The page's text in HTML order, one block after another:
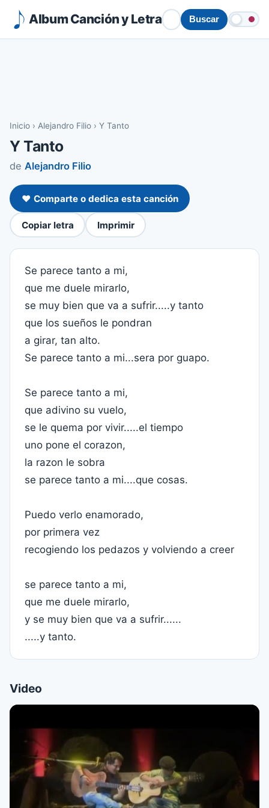
Album Canción y Letra Buscar
Inicio › Alejandro Filio › Y Tanto
Y Tanto
de Alejandro Filio
❤️ Comparte o dedica esta canción
Copiar letra Imprimir
Se parece tanto a mi,
que me duele mirarlo,
se muy bien que va a sufrir.....y tanto
que los sueños le pondran
a girar, tan alto.
Se parece tanto a mi...sera por guapo.
Se parece tanto a mi,
que adivino su vuelo,
se le quema por vivir.....el tiempo
uno pone el corazon,
la razon le sobra
se parece tanto a mi....que cosas.
Puedo verlo enamorado,
por primera vez
recogiendo los pedazos y volviendo a creer
se parece tanto a mi,
que me duele mirarlo,
y se muy bien que va a sufrir......
.....y tanto.
Video